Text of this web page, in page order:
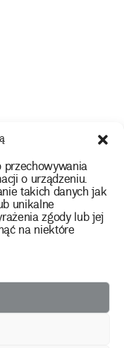
o urządzeniu.
takich danych jak
unikalne
zgody lub jej
na niektóre
Wrocławiu